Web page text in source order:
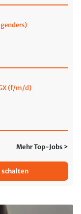
(f/m/d)
Mehr Top-Jobs >
schalten